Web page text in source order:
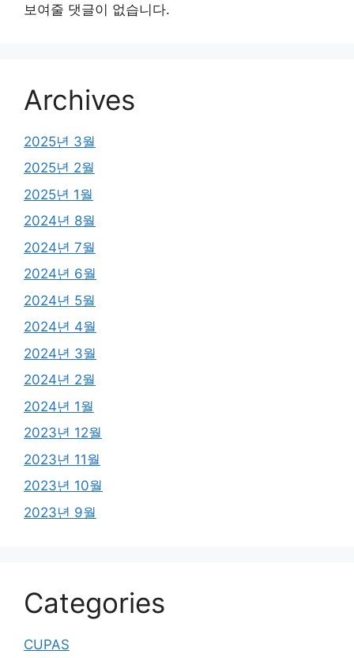
보여줄 댓글이 없습니다.
Archives
2025년 3월
2025년 2월
2025년 1월
2024년 8월
2024년 7월
2024년 6월
2024년 5월
2024년 4월
2024년 3월
2024년 2월
2024년 1월
2023년 12월
2023년 11월
2023년 10월
2023년 9월
Categories
CUPAS